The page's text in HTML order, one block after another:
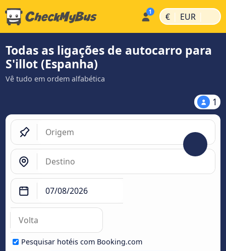
€ | EUR |
Todas as ligações de autocarro para
S'illot (Espanha)
Vê tudo em ordem alfabética
1
Pesquisar hotéis com Booking.com